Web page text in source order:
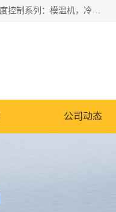
佛山文穗智能装备有限公司专业生产：机械手自动化系列；塑料粉碎机回收系列；塑料混色机系列；温度控制系列：模温机，冷水机；供料输送系列：中央供料系统，欧化/独立式吸料机，分体式吸料机；整机保修一年，易损件除外。
公司动态